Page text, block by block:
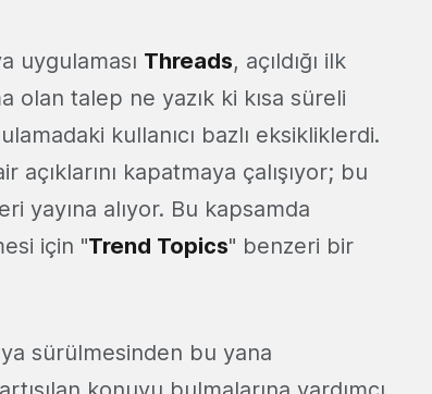
uygulaması Threads, açıldığı ilk
talep ne yazık ki kısa süreli
kullanıcı bazlı eksikliklerdi.
kapatmaya çalışıyor; bu
yayına alıyor. Bu kapsamda
için "Trend Topics" benzeri bir
sürülmesinden bu yana